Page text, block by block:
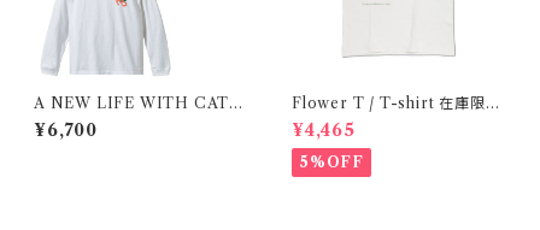
A NEW LIFE WITH CATS
/ Long sleeve shirt
¥6,700
Flower T / T-shirt 在庫限り
で終了
¥4,465
5%OFF